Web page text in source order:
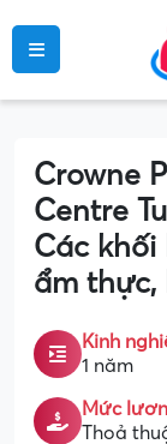
Crowne
Centre
Các khối
ẩm thực,
Kinh
1 năm
Mức
Thoả